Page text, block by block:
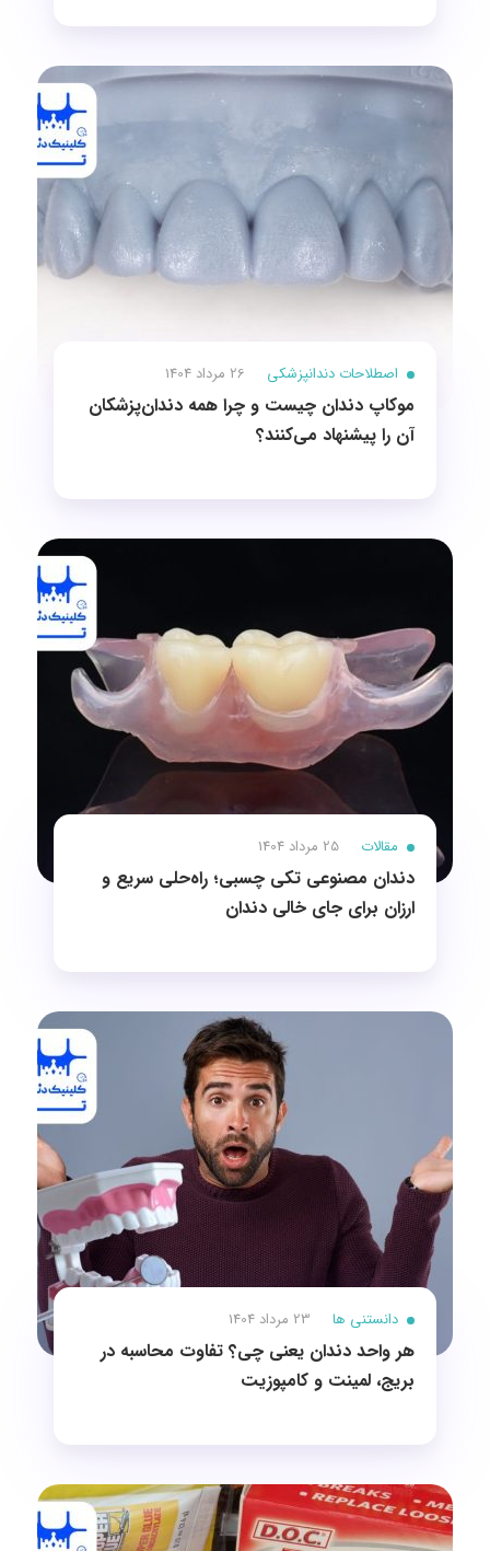
اصطلاحات دندانپزشکی 26 مرداد 1404
موکاپ دندان چیست و چرا همه دندان‌پزشکان
آن را پیشنهاد می‌کنند؟
مقالات 25 مرداد 1404
دندان مصنوعی تکی چسبی؛ راه‌حلی سریع و
ارزان برای جای خالی دندان
دانستنی ها 23 مرداد 1404
هر واحد دندان یعنی چی؟ تفاوت محاسبه در
بریج، لمینت و کامپوزیت